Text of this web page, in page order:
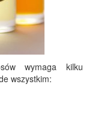
wymaga kilku
wszystkim: